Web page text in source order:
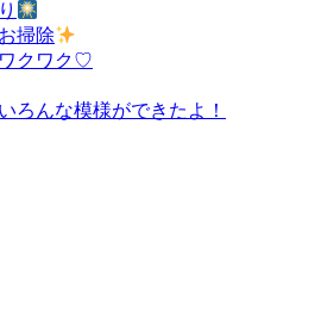
掃除
クワク♡
ろんな模様ができたよ！